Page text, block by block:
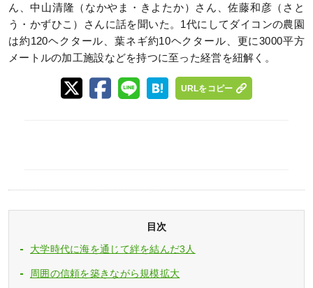
ん、中山清隆（なかやま・きよたか）さん、佐藤和彦（さと
う・かずひこ）さんに話を聞いた。1代にしてダイコンの農園
は約120ヘクタール、葉ネギ約10ヘクタール、更に3000平方
メートルの加工施設などを持つに至った経営を紐解く。
URLをコピー
目次
大学時代に海を通じて絆を結んだ3人
周囲の信頼を築きながら規模拡大